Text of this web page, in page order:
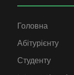
Головна
Абітурієнту
Студенту